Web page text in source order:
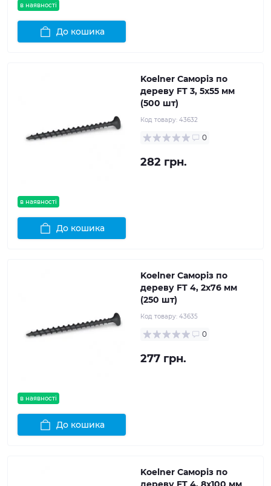
в наявності
До кошика
в наявності
Koelner Саморіз по
дереву FT 3, 5x55 мм
(500 шт)
Код товару: 43632
0
282 грн.
До кошика
в наявності
Koelner Саморіз по
дереву FT 4, 2x76 мм
(250 шт)
Код товару: 43635
0
277 грн.
До кошика
Koelner Саморіз по